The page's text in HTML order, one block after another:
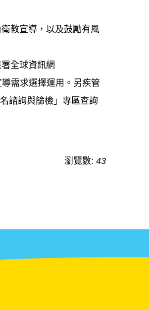
教宣導，以及鼓勵有風
全球資訊網
需求選擇運用。另疾管
諮詢與篩檢」專區查詢
瀏覽數: 43